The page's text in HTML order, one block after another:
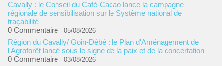
Cavally : le Conseil du Café-Cacao lance la campagne
régionale de sensibilisation sur le Système national de
traçabilité
0 Commentaire - 05/08/2026
Région du Cavally/ Goin-Débé : le Plan d'Aménagement de
l'Agroforêt lancé sous le signe de la paix et de la concertation
0 Commentaire - 03/08/2026